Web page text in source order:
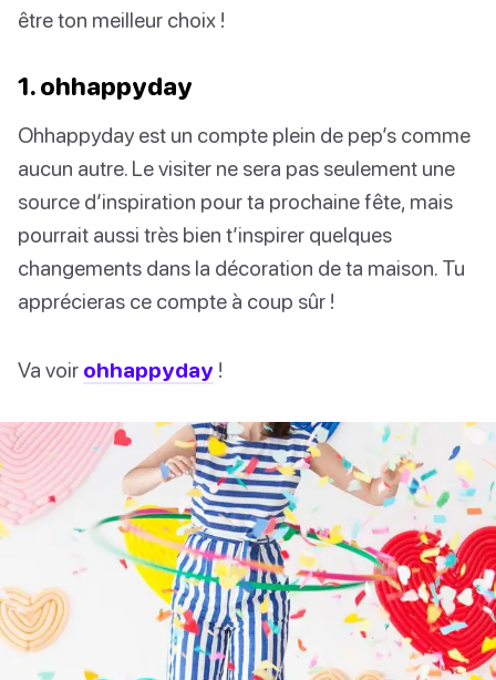
être ton meilleur choix !
1. ohhappyday
Ohhappyday est un compte plein de pep’s comme
aucun autre. Le visiter ne sera pas seulement une
source d’inspiration pour ta prochaine fête, mais
pourrait aussi très bien t’inspirer quelques
changements dans la décoration de ta maison. Tu
apprécieras ce compte à coup sûr !
Va voir ohhappyday !